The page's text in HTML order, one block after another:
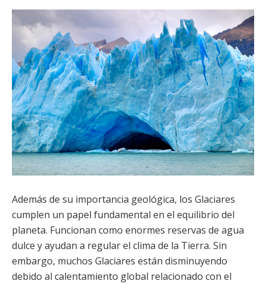
Además de su importancia geológica, los Glaciares
cumplen un papel fundamental en el equilibrio del
planeta. Funcionan como enormes reservas de agua
dulce y ayudan a regular el clima de la Tierra. Sin
embargo, muchos Glaciares están disminuyendo
debido al calentamiento global relacionado con el